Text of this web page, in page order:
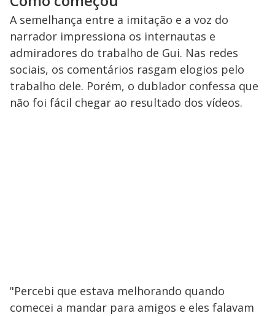
A semelhança entre a imitação e a voz do
narrador impressiona os internautas e
admiradores do trabalho de Gui. Nas redes
sociais, os comentários rasgam elogios pelo
trabalho dele. Porém, o dublador confessa que
não foi fácil chegar ao resultado dos vídeos.
"Percebi que estava melhorando quando
comecei a mandar para amigos e eles falavam